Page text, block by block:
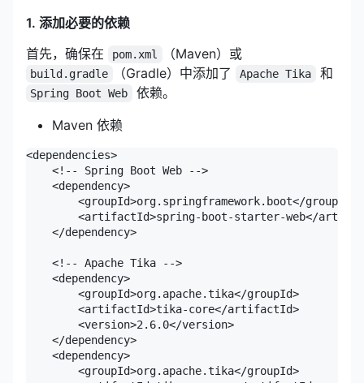
1. 添加必要的依赖
首先，确保在
pom.xml （Maven）或
build.gradle （Gradle）中添加了 Apache Tika 和
Spring Boot Web
依赖。
Maven 依赖
<dependencies>
<!-- Spring Boot Web -->
<dependency>
<groupId>org.springframework.boot</groupId>
<artifactId>spring-boot-starter-web</
</dependency>
<!-- Apache Tika -->
<dependency>
<groupId>org.apache.tika</groupId>
<artifactId>tika-core</artifactId>
<version>2.6.0</version>
</dependency>
<dependency>
<groupId>org.apache.tika</groupId>